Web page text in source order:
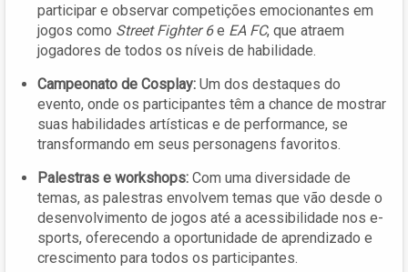
participar e observar competições emocionantes em
jogos como Street Fighter 6e EA FC, que atraem
jogadores de todos os níveis de habilidade.
Campeonato de Cosplay: Um dos destaques do
evento, onde os participantes têm a chance de mostrar
suas habilidades artísticas e de performance, se
transformando em seus personagens favoritos.
Palestras e workshops: Com uma diversidade de
temas, as palestras envolvem temas que vão desde o
desenvolvimento de jogos até a acessibilidade nos e-
sports, oferecendo a oportunidade de aprendizado e
crescimento para todos os participantes.